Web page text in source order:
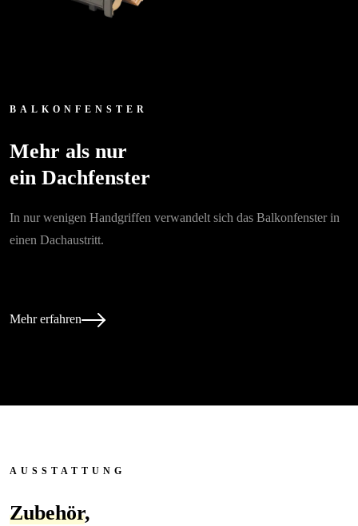
BALKONFENSTER
Mehr als nur
ein Dachfenster
In nur wenigen Handgriffen verwandelt sich das Balkonfenster in
einen Dachaustritt.
Mehr erfahren
AUSSTATTUNG
Zubehör,